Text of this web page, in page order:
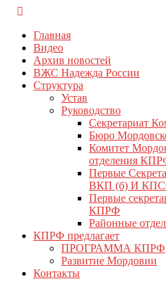
Перейти
содержимому
Главная
Видео
Архив новостей
ВЖС Надежда России
Структура
Устав
Руководство
Секретариат
Бюро
Комитет
отделения
Первые
ВКП (б) И
Первые
КПРФ
Районные
КПРФ предлагает
ПРОГРАММА КПРФ
Развитие Мордовии
Контакты